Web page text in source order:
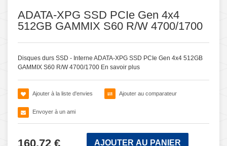
ADATA-XPG SSD PCIe Gen 4x4
512GB GAMMIX S60 R/W 4700/1700
Disques durs SSD - Interne ADATA-XPG SSD PCIe Gen 4x4 512GB
GAMMIX S60 R/W 4700/1700 En savoir plus
Ajouter à la liste d'envies Ajouter au comparateur
Envoyer à un ami
160,72 € AJOUTER AU PANIER